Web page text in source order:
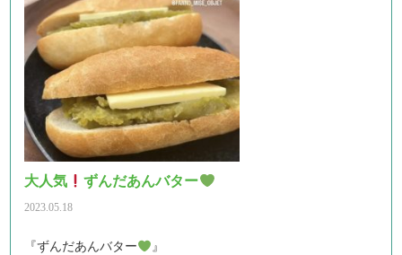
大人気 ずんだあんバター
2023.05.18
『ずんだあんバター
』